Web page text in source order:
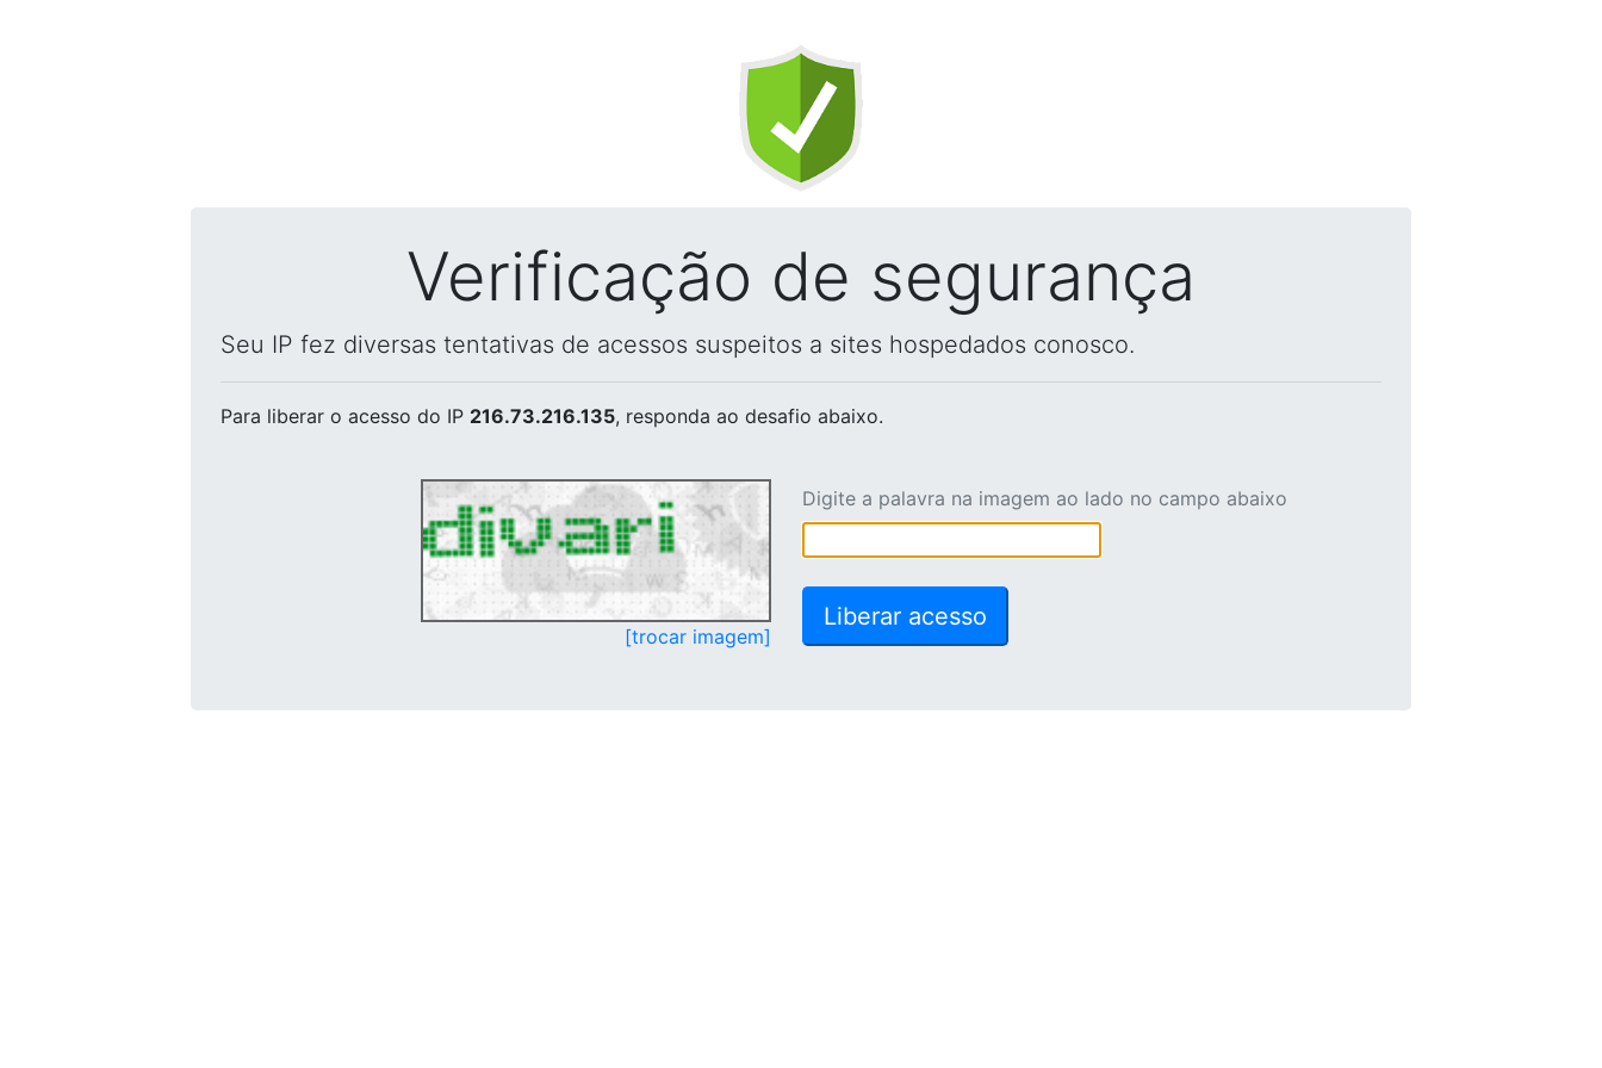
Verificação de segurança
Seu IP fez diversas tentativas de acessos suspeitos a sites hospedados conosco.
Para liberar o acesso do IP 216.73.216.135, responda ao desafio abaixo.
[trocar imagem]
Digite a palavra na imagem ao lado no campo abaixo